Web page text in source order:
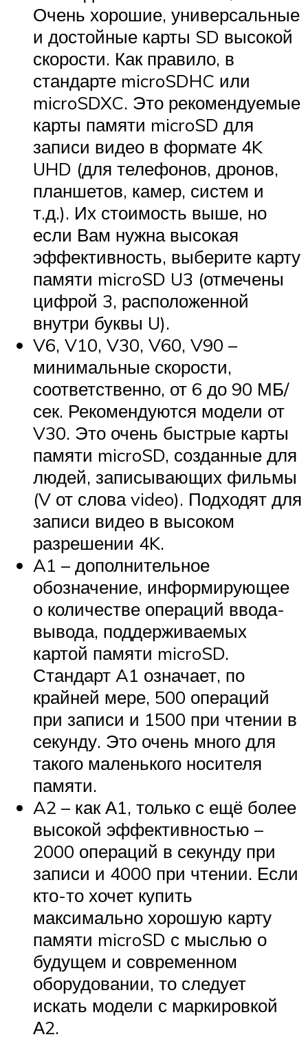
Очень хорошие, универсальные
и достойные карты SD высокой
скорости. Как правило, в
стандарте microSDHC или
microSDXC. Это рекомендуемые
карты памяти microSD для
записи видео в формате 4K
UHD (для телефонов, дронов,
планшетов, камер, систем и
т.д.). Их стоимость выше, но
если Вам нужна высокая
эффективность, выберите карту
памяти microSD U3 (отмечены
цифрой 3, расположенной
внутри буквы U).
V6, V10, V30, V60, V90 –
минимальные скорости,
соответственно, от 6 до 90 МБ/
сек. Рекомендуются модели от
V30. Это очень быстрые карты
памяти microSD, созданные для
людей, записывающих фильмы
(V от слова video). Подходят для
записи видео в высоком
разрешении 4K.
A1 – дополнительное
обозначение, информирующее
о количестве операций ввода-
вывода, поддерживаемых
картой памяти microSD.
Стандарт A1 означает, по
крайней мере, 500 операций
при записи и 1500 при чтении в
секунду. Это очень много для
такого маленького носителя
памяти.
A2 – как А1, только с ещё более
высокой эффективностью –
2000 операций в секунду при
записи и 4000 при чтении. Если
кто-то хочет купить
максимально хорошую карту
памяти microSD с мыслью о
будущем и современном
оборудовании, то следует
искать модели с маркировкой
А2.